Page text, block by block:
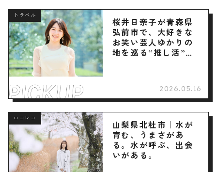
トラベル
桜井日奈子が青森県
弘前市で、大好きな
お笑い芸人ゆかりの
地を巡る“推し活”旅
2026.05.16
ロコレコ
山梨県北杜市｜水が
育む、うまさがあ
る。水が呼ぶ、出会
いがある。